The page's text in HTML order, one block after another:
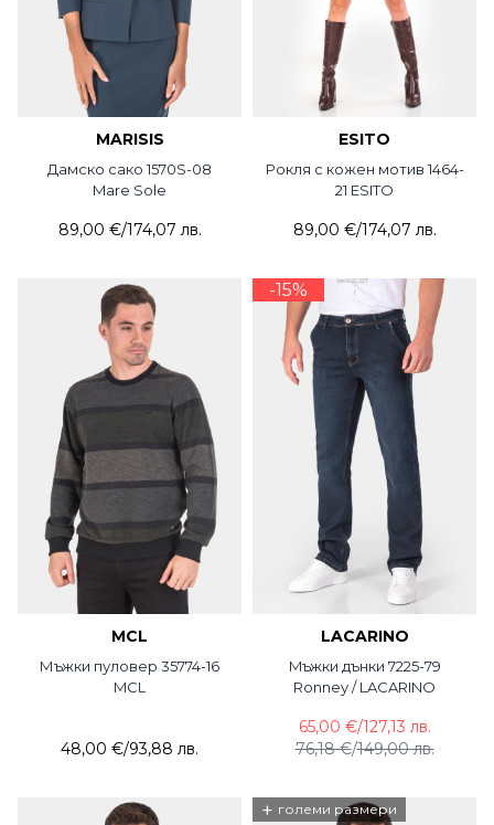
MARISIS
Дамско сако 1570S-08
Mare Sole
89,00 €/174,07 лв.
ESITO
Рокля с кожен мотив 1464-
21 ESITO
89,00 €/174,07 лв.
MCL
Мъжки пуловер 35774-16
MCL
48,00 €/93,88 лв.
-15%
LACARINO
Mъжки дънки 7225-79
Ronney / LACARINO
76,18 €/149,00 лв.
65,00 €/127,13 лв.
+ големи размери